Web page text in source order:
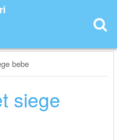
bebe
siege